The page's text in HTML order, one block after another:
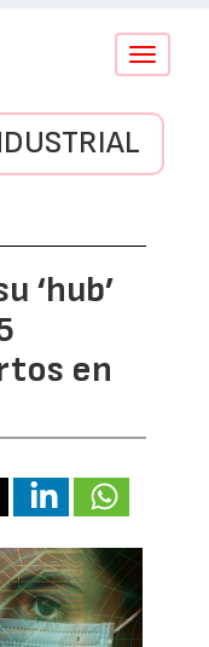
Conmutar
‘hub’
en